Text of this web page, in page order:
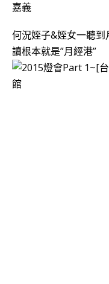
嘉義
何況姪子&姪女一聽
讀根本就是”月經港”